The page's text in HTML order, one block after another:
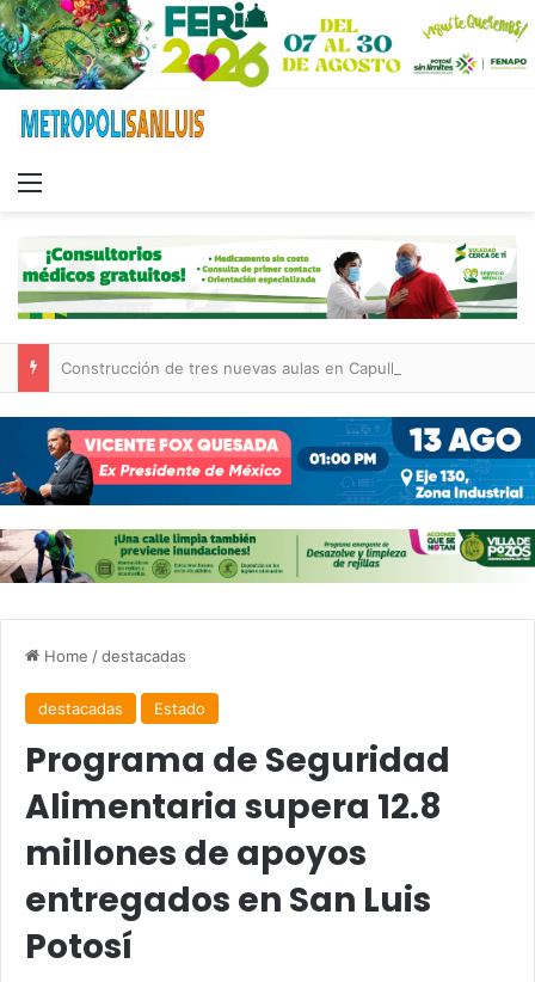
Home /destacadas
destacadas Estado
Programa de Seguridad
Alimentaria supera 12.8
millones de apoyos
entregados en San Luis
Potosí